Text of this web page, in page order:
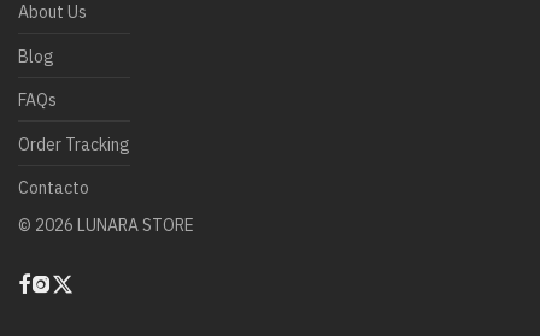
About Us
Blog
FAQs
Order Tracking
Contacto
© 2026 LUNARA STORE